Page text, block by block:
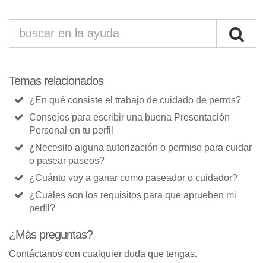
Temas relacionados
¿En qué consiste el trabajo de cuidado de perros?
Consejos para escribir una buena Presentación
Personal en tu perfil
¿Necesito alguna autorización o permiso para cuidar
o pasear paseos?
¿Cuánto voy a ganar como paseador o cuidador?
¿Cuáles son los requisitos para que aprueben mi
perfil?
¿Más preguntas?
Contáctanos con cualquier duda que tengas.